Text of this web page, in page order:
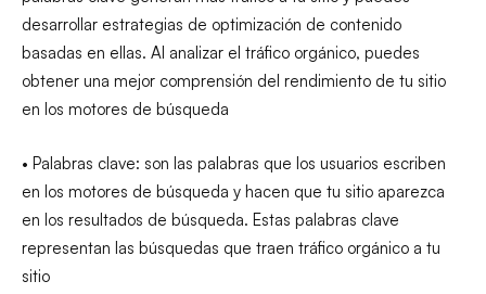
desarrollar estrategias de optimización de contenido
basadas en ellas. Al analizar el tráfico orgánico, puedes
obtener una mejor comprensión del rendimiento de tu sitio
en los motores de búsqueda
• Palabras clave: son las palabras que los usuarios escriben
en los motores de búsqueda y hacen que tu sitio aparezca
en los resultados de búsqueda. Estas palabras clave
representan las búsquedas que traen tráfico orgánico a tu
sitio